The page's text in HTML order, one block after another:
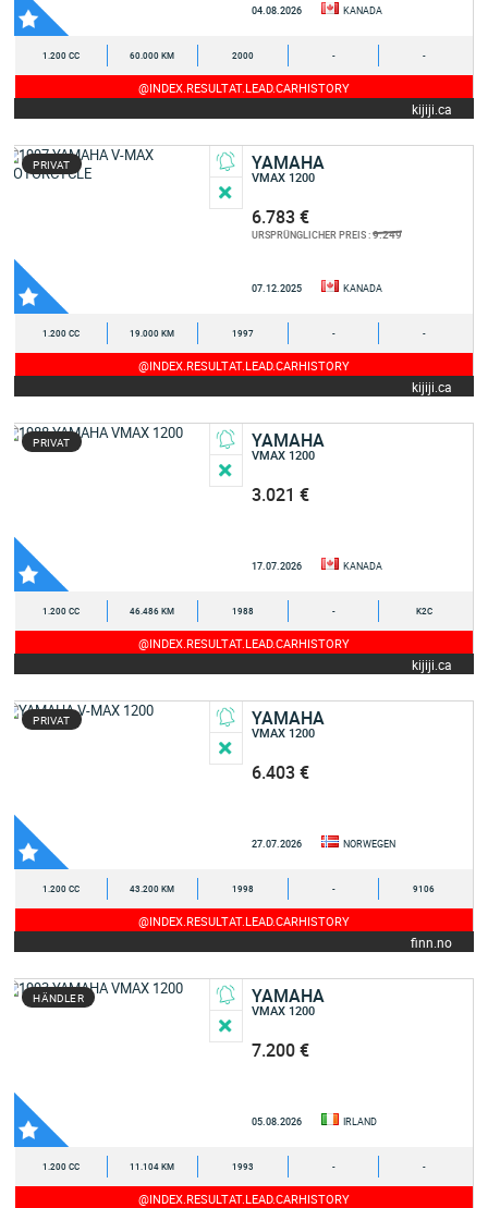
04.08.2026 KANADA
1.200 CC 60.000 KM 2000 - -
@INDEX.RESULTAT.LEAD.CARHISTORY
kijiji.ca
PRIVAT YAMAHA
VMAX 1200
6.783 €
URSPRÜNGLICHER PREIS :9.249
07.12.2025 KANADA
1.200 CC 19.000 KM 1997 - -
@INDEX.RESULTAT.LEAD.CARHISTORY
kijiji.ca
PRIVAT YAMAHA
VMAX 1200
3.021 €
17.07.2026 KANADA
1.200 CC 46.486 KM 1988 - K2C
@INDEX.RESULTAT.LEAD.CARHISTORY
kijiji.ca
PRIVAT YAMAHA
VMAX 1200
6.403 €
27.07.2026 NORWEGEN
1.200 CC 43.200 KM 1998 - 9106
@INDEX.RESULTAT.LEAD.CARHISTORY
finn.no
HÄNDLER YAMAHA
VMAX 1200
7.200 €
05.08.2026 IRLAND
1.200 CC 11.104 KM 1993 - -
@INDEX.RESULTAT.LEAD.CARHISTORY